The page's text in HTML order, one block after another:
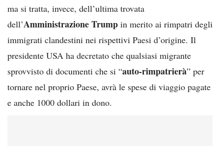
ma si tratta, invece, dell’ultima trovata
dell’Amministrazione Trump in merito ai rimpatri degli
immigrati clandestini nei rispettivi Paesi d’origine. Il
presidente USA ha decretato che qualsiasi migrante
sprovvisto di documenti che si “auto-rimpatrierà” per
tornare nel proprio Paese, avrà le spese di viaggio pagate
e anche 1000 dollari in dono.